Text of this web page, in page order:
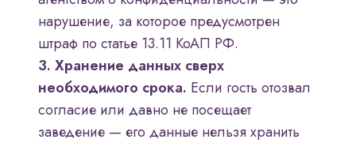
нарушение, за которое предусмотрен
штраф по статье 13.11 КоАП РФ.
3. Хранение данных сверх
необходимого срока. Если гость отозвал
согласие или давно не посещает
заведение — его данные нельзя хранить